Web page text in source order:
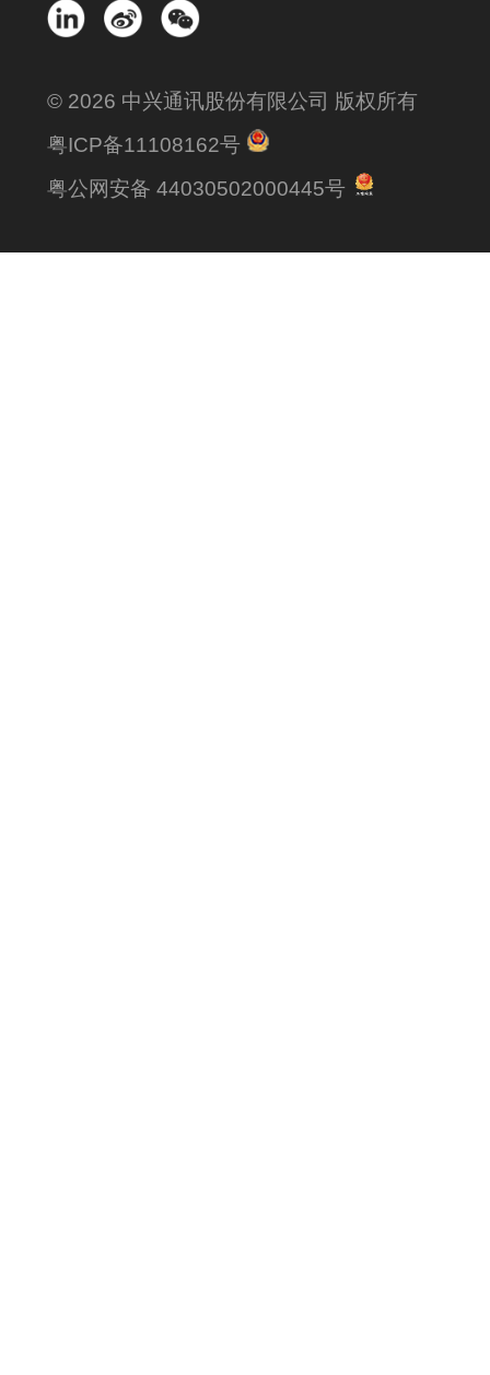
© 2026 中兴通讯股份有限公司 版权所有
粤ICP备11108162号
粤公网安备 44030502000445号